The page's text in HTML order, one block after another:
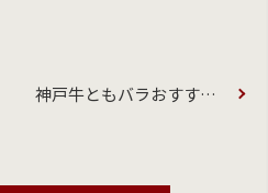
神戸牛ともバラおすすめの美味しい食べ方